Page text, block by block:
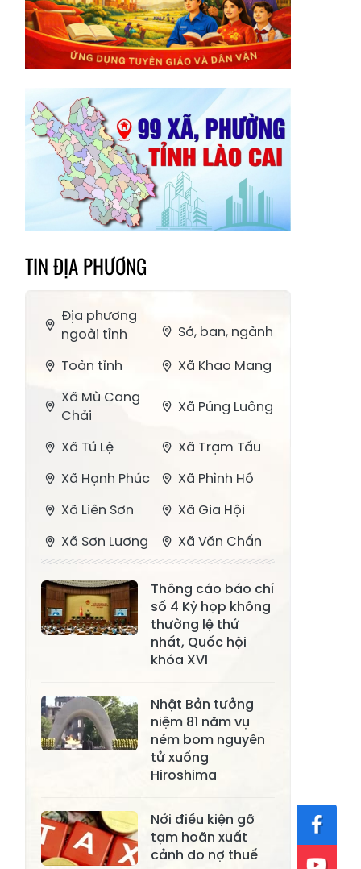
TIN ĐỊA PHƯƠNG
Địa phương
ngoài tỉnh
Sở, ban, ngành
Toàn tỉnh
Xã Khao Mang
Xã Mù Cang
Chải
Xã Púng Luông
Xã Tú Lệ
Xã Trạm Tấu
Xã Hạnh Phúc
Xã Phình Hồ
Xã Liên Sơn
Xã Gia Hội
Xã Sơn Lương
Xã Văn Chấn
Bằng La
Xã Chấn Thịnh
Xã Nghĩa Tâm
Xã Phong Dụ
Hạ
Xã Đông
Cuông
Xã Tân Hợp
Xã Mậu A Xã Xuân Ái
Xã Lâm
Xã Lục Yên
Xã Tân Lĩnh
Thông cáo báo chí
số 4 Kỳ họp không
thường lệ thứ
nhất, Quốc hội
khóa XVI
Nhật Bản tưởng
niệm 81 năm vụ
ném bom nguyên
tử xuống
Hiroshima
Nới điều kiện gỡ
tạm hoãn xuất
cảnh do nợ thuế